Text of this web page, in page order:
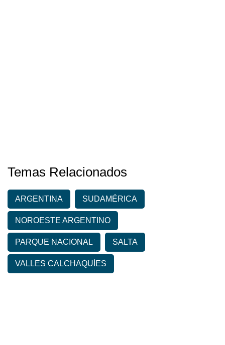
Temas Relacionados
ARGENTINA SUDAMÉRICA
NOROESTE ARGENTINO
PARQUE NACIONAL SALTA
VALLES CALCHAQUÍES